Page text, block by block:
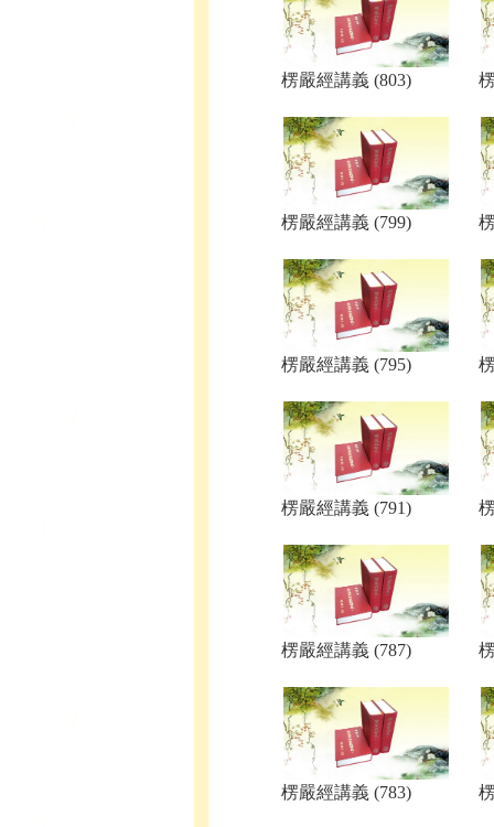
楞嚴經講義 (803)
楞嚴經講義 (799)
楞嚴經講義 (795)
楞嚴經講義 (791)
楞嚴經講義 (787)
楞嚴經講義 (783)